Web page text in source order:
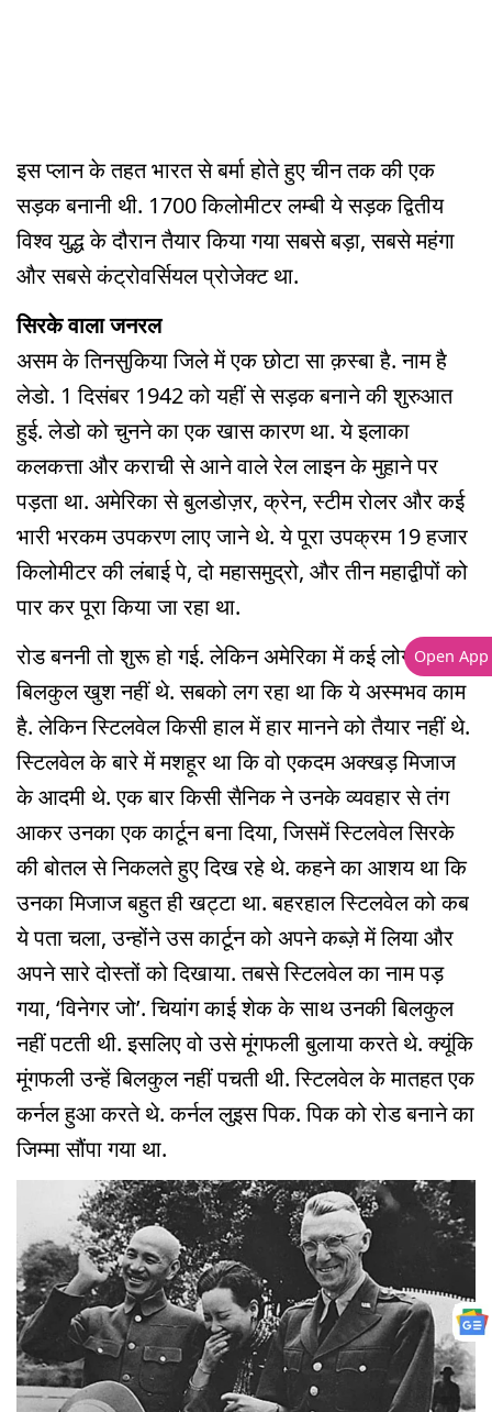
इस प्लान के तहत भारत से बर्मा होते हुए चीन तक की एक
सड़क बनानी थी. 1700 किलोमीटर लम्बी ये सड़क द्वितीय
विश्व युद्ध के दौरान तैयार किया गया सबसे बड़ा, सबसे महंगा
और सबसे कंट्रोवर्सियल प्रोजेक्ट था.
सिरके वाला जनरल
असम के तिनसुकिया जिले में एक छोटा सा क़स्बा है. नाम है
लेडो. 1 दिसंबर 1942 को यहीं से सड़क बनाने की शुरुआत
हुई. लेडो को चुनने का एक खास कारण था. ये इलाका
कलकत्ता और कराची से आने वाले रेल लाइन के मुहाने पर
पड़ता था. अमेरिका से बुलडोज़र, क्रेन, स्टीम रोलर और कई
भारी भरकम उपकरण लाए जाने थे. ये पूरा उपक्रम 19 हजार
किलोमीटर की लंबाई पे, दो महासमुद्रो, और तीन महाद्वीपों को
पार कर पूरा किया जा रहा था.
रोड बननी तो शुरू हो गई. लेकिन अमेरिका में कई लोग इससे
बिलकुल खुश नहीं थे. सबको लग रहा था कि ये अस्मभव काम
है. लेकिन स्टिलवेल किसी हाल में हार मानने को तैयार नहीं थे.
स्टिलवेल के बारे में मशहूर था कि वो एकदम अक्खड़ मिजाज
के आदमी थे. एक बार किसी सैनिक ने उनके व्यवहार से तंग
आकर उनका एक कार्टून बना दिया, जिसमें स्टिलवेल सिरके
की बोतल से निकलते हुए दिख रहे थे. कहने का आशय था कि
उनका मिजाज बहुत ही खट्टा था. बहरहाल स्टिलवेल को कब
ये पता चला, उन्होंने उस कार्टून को अपने कब्ज़े में लिया और
अपने सारे दोस्तों को दिखाया. तबसे स्टिलवेल का नाम पड़
गया, ‘विनेगर जो’. चियांग काई शेक के साथ उनकी बिलकुल
नहीं पटती थी. इसलिए वो उसे मूंगफली बुलाया करते थे. क्यूंकि
मूंगफली उन्हें बिलकुल नहीं पचती थी. स्टिलवेल के मातहत एक
कर्नल हुआ करते थे. कर्नल लुइस पिक. पिक को रोड बनाने का
जिम्मा सौंपा गया था.
Open App